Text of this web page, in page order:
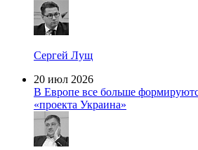
Сергей Лущ
20 июл 2026
В Европе все больше
«проекта Украина»